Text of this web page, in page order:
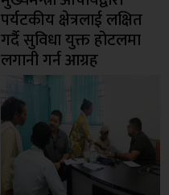
पर्यटकीय क्षेत्रलाई लक्षित
गर्दै सुविधा युक्त होटलमा
लगानी गर्न आग्रह